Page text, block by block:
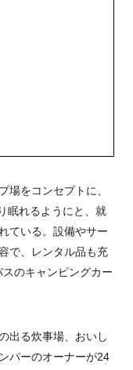
場をコンセプトに、
眠れるようにと、就
ている。設備やサー
で、レンタル品も充
のキャンピングカー
出る炊事場、おいし
パーのオーナーが24